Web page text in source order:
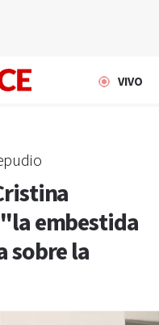
VIVO
embestida
sobre la